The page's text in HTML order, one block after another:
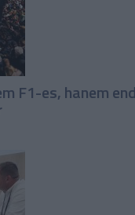
F1-es, hanem